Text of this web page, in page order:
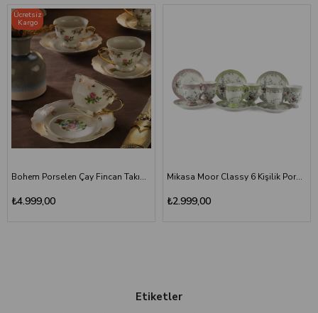
Bohem Porselen Çay Fincan Takımı 6 Kişilik Gül Desenli
₺4.999,00
Ücretsiz
Kargo
Mikasa Moor Classy 6 Kişilik Porselen Türk Kahvesi Fincan Takımı
₺2.999,00
Etiketler